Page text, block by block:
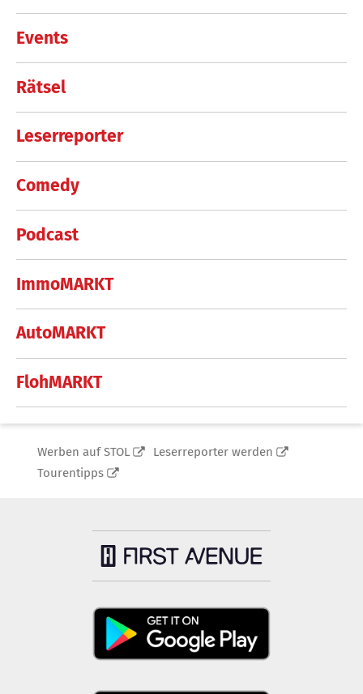
Events
Rätsel
Leserreporter
Comedy
Podcast
ImmoMARKT
AutoMARKT
FlohMARKT
Werben auf STOL
Leserreporter werden
Tourentipps